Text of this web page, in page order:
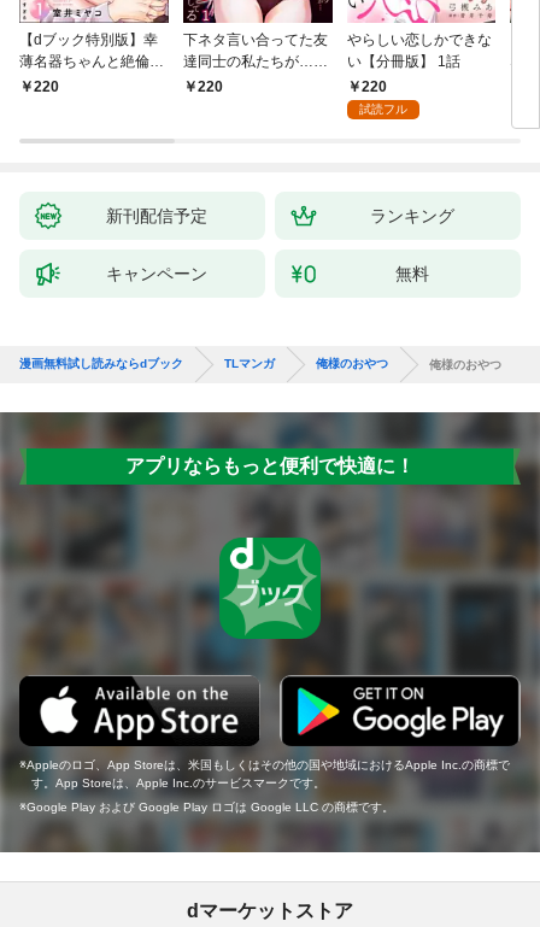
【dブック特別版】幸
薄名器ちゃんと絶倫エ
リートくん むさぼりエ
220
下ネタ言い合ってた友
達同士の私たちが…一
晩中えっちしてる【TL
220
やらしい恋しかできな
い【分冊版】 1話
220
試読フル
な
た
新刊配信予定 ランキング
キャンペーン 無料
漫画無料試し読みならdブック TLマンガ 俺様のおやつ 俺様のおやつ
アプリならもっと便利で快適に！
Appleのロゴ、App Storeは、米国もしくはその他の国や地域におけるApple Inc.の商標で
す。App Storeは、Apple Inc.のサービスマークです。
Google Play および Google Play ロゴは Google LLC の商標です。
dマーケットストア